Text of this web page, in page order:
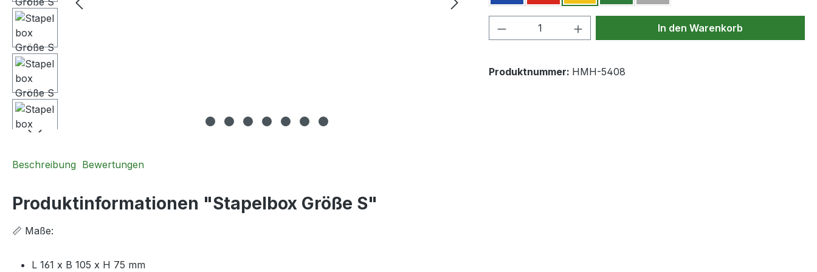
Produkt Anzahl: Gib den gewünschten Wert
In den Warenkorb
Produktnummer: HMH-5408
Beschreibung Bewertungen
Produktinformationen "Stapelbox Größe S"
📏 Maße:
L 161 x B 105 x H 75 mm